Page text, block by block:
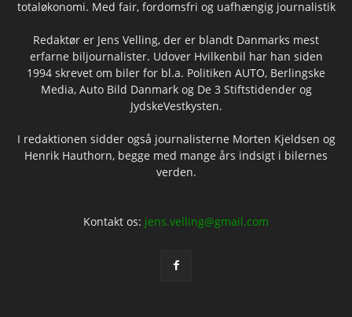
totaløkonomi. Med fair, fordomsfri og uafhængig journalistik
Redaktør er Jens Velling, der er blandt Danmarks mest
erfarne biljournalister. Udover Hvilkenbil har han siden
1994 skrevet om biler for bl.a. Politiken AUTO, Berlingske
Media, Auto Bild Danmark og De 3 Stiftstidender og
JydskeVestkysten.
I redaktionen sidder også journalisterne Morten Kjeldsen og
Henrik Hauthorn, begge med mange års indsigt i bilernes
verden.
Kontakt os: jens.velling@gmail.com